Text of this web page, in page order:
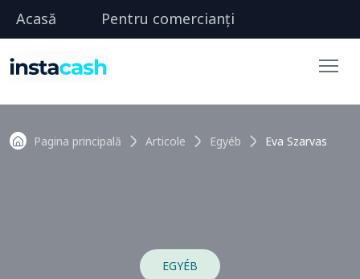
Acasă Pentru comercianți
Pagina principală Articole Egyéb Eva Szarvas
EGYÉB